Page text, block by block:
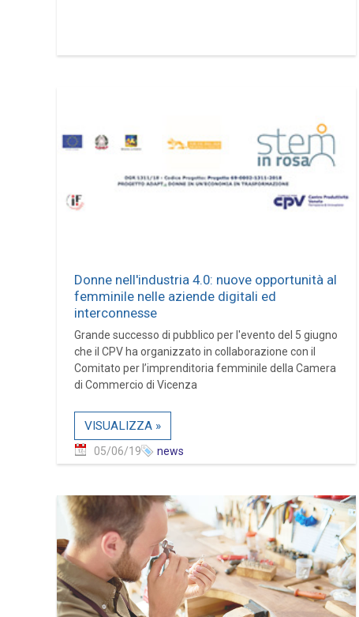
Donne nell'industria 4.0: nuove opportunità al
femminile nelle aziende digitali ed
interconnesse
Grande successo di pubblico per l'evento del 5 giugno
che il CPV ha organizzato in collaborazione con il
Comitato per l’imprenditoria femminile della Camera
di Commercio di Vicenza
VISUALIZZA »
05/06/19 news